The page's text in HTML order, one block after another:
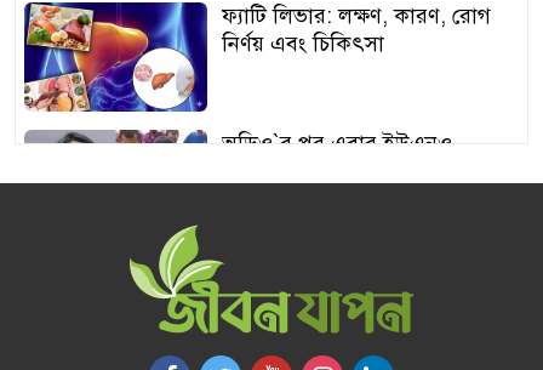
ফ্যাটি লিভার: লক্ষণ, কারণ, রোগ
নির্ণয় এবং চিকিৎসা
অডিও‍‍`র পর এবার ইউএনও
আঙুর চাষের স্বপ্ন শুরু ৩০ টাকায়,
এখন আয় লাখ টাকা